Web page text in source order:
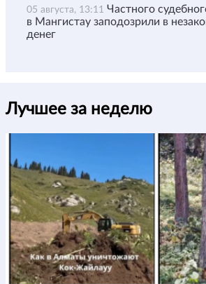
05 августа, 13:11 Частного
в Мангистау заподозрили в
денег
Лучшее за неделю